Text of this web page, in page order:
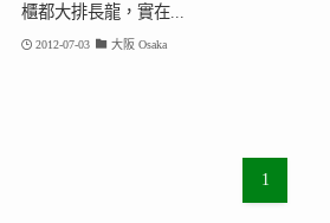
櫃都大排長龍，實在...
2012-07-03 大阪 Osaka
1